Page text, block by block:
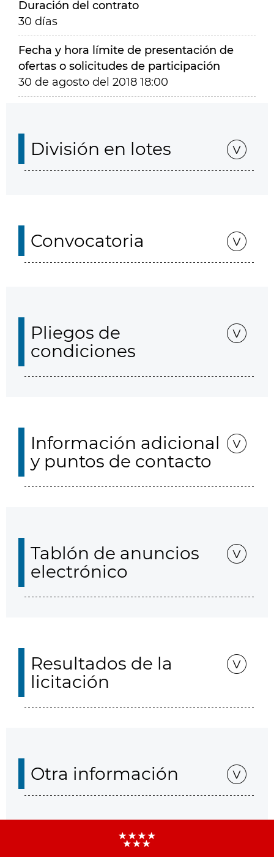
Duración del contrato
30 días
Fecha y hora límite de presentación de
ofertas o solicitudes de participación
30 de agosto del 2018 18:00
División en lotes
Convocatoria
Pliegos de
condiciones
Información adicional
y puntos de contacto
Tablón de anuncios
electrónico
Resultados de la
licitación
Otra información